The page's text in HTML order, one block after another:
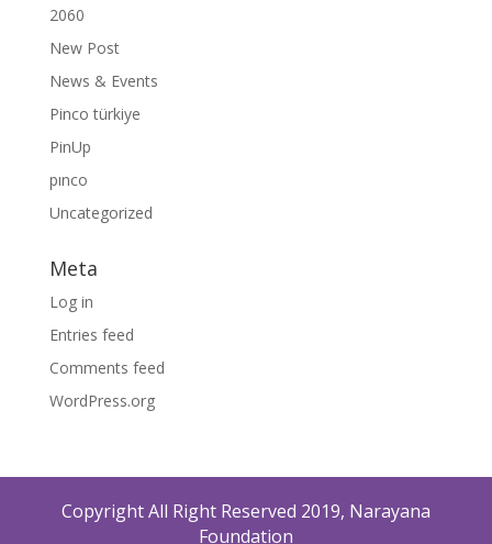
2060
New Post
News & Events
Pinco türkiye
PinUp
pınco
Uncategorized
Meta
Log in
Entries feed
Comments feed
WordPress.org
Copyright All Right Reserved 2019, Narayana
Foundation